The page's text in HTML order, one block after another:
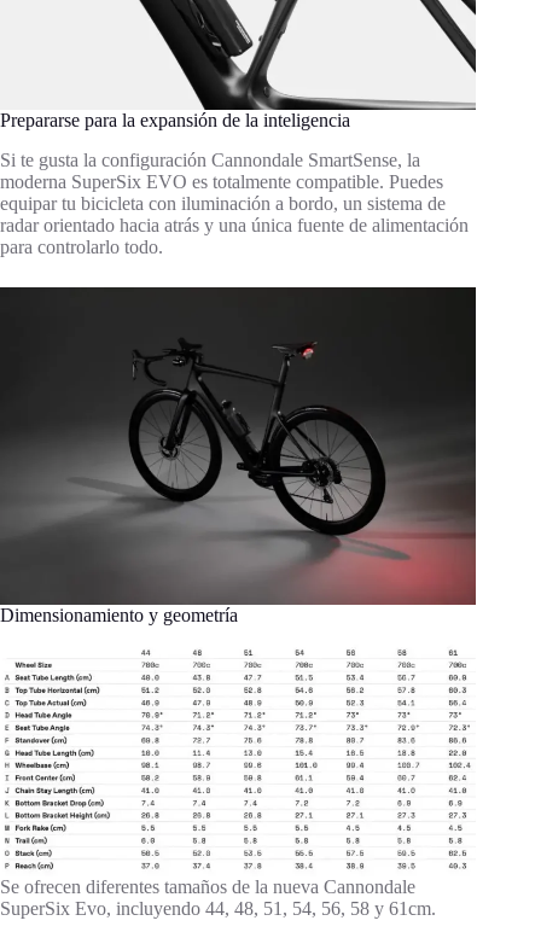
Prepararse para la expansión de la inteligencia
Si te gusta la configuración Cannondale SmartSense, la
moderna SuperSix EVO es totalmente compatible. Puedes
equipar tu bicicleta con iluminación a bordo, un sistema de
radar orientado hacia atrás y una única fuente de alimentación
para controlarlo todo.
Dimensionamiento y geometría
Se ofrecen diferentes tamaños de la nueva Cannondale
SuperSix Evo, incluyendo 44, 48, 51, 54, 56, 58 y 61cm.